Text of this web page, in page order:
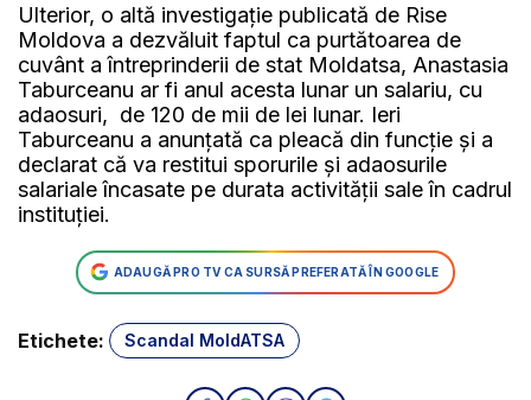
Ulterior, o altă investigație publicată de Rise
Moldova a dezvăluit faptul ca purtătoarea de
cuvânt a întreprinderii de stat Moldatsa, Anastasia
Taburceanu ar fi anul acesta lunar un salariu, cu
adaosuri, de 120 de mii de lei lunar. Ieri
Taburceanu a anunțată ca pleacă din funcție și a
declarat că va restitui sporurile și adaosurile
salariale încasate pe durata activității sale în cadrul
instituției.
ADAUGĂ PRO TV CA SURSĂ PREFERATĂ ÎN GOOGLE
Etichete: Scandal MoldATSA